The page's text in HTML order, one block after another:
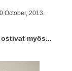
October, 2013.
myös...